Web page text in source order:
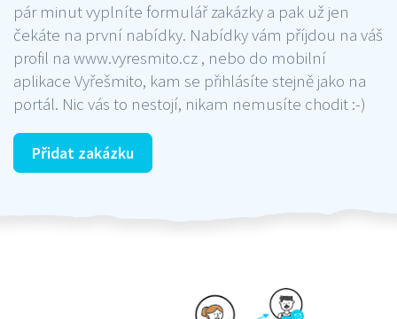
pár minut vyplníte formulář zakázky a pak už jen
čekáte na první nabídky. Nabídky vám příjdou na váš
profil na www.vyresmito.cz , nebo do mobilní
aplikace Vyřešmito, kam se přihlásíte stejně jako na
portál. Nic vás to nestojí, nikam nemusíte chodit :-)
Přidat zakázku